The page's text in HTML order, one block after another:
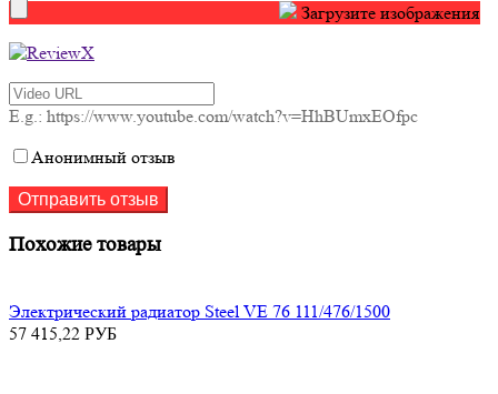
Загрузите изображения
E.g.: https://www.youtube.com/watch?v=HhBUmxEOfpc
Анонимный отзыв
Похожие товары
Электрический радиатор Steel VE 76 111/476/1500
57 415,22 РУБ